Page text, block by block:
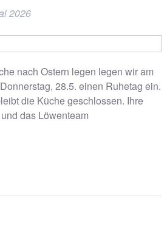
2026
nach Ostern legen legen wir am
28.5. einen Ruhetag ein.
die Küche geschlossen. Ihre
das Löwenteam